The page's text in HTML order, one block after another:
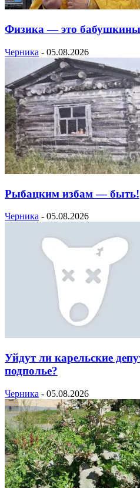
Физика — это бабушкины
Черника - 05.08.2026
Рыбацким избам — быть!
Черника - 05.08.2026
Уйдут ли карельские
подполье?
Черника - 05.08.2026